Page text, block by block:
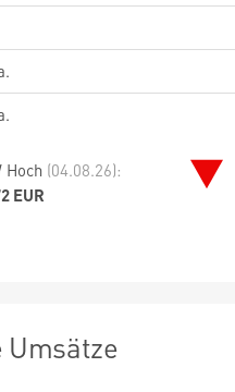
Hoch (04.08.26):
EUR
Umsätze